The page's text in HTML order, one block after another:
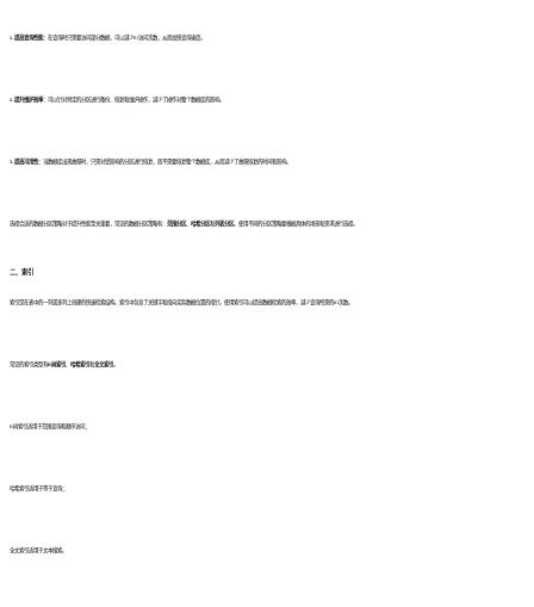
1. 提高查询性能： 在查询时只需要访问部分数据，可以减少IO访问次数，从而加快查询速度。
2. 提升维护效率： 可以针对特定的分区进行备份、恢复和维护操作，减少了操作对整个数据库的影响。
3. 提高可用性： 当数据库出现故障时，只需对受影响的分区进行恢复，而不需要恢复整个数据库，从而减少了故障恢复的时间和影响。
选择合适的数据分区策略对于提升性能至关重要，常见的数据分区策略有： 范围分区 哈希分区和 列表分区。使用不同的分区策略要根据具体的场景和需求进行选择。
二、索引
索引是在表中的一列或多列上创建的快速检索结构。索引中包含了关键字和指向实际数据位置的指针。使用索引可以提高数据检索的效率，减少查询所需的IO次数。
常见的索引类型有B树索引 哈希索引 和 全文索引
B树索引适用于范围查询和顺序访问；
哈希索引适用于等于查询；
全文索引适用于文本搜索。